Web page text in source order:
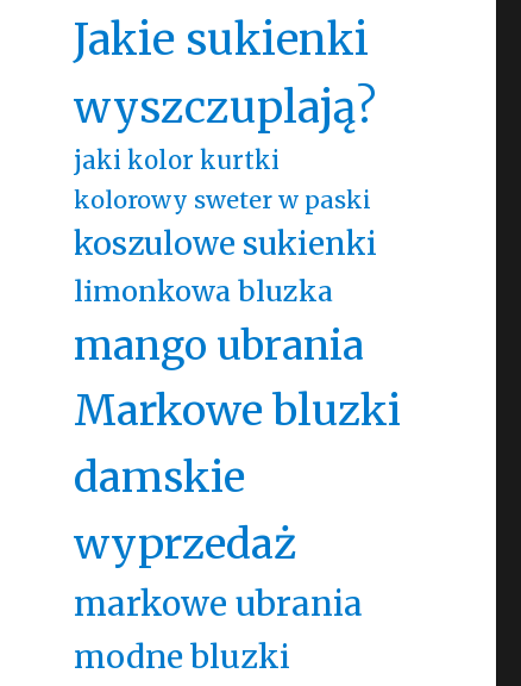
Jakie sukienki
wyszczuplają?
jaki kolor kurtki
kolorowy sweter w paski
koszulowe sukienki
limonkowa bluzka
mango ubrania
Markowe bluzki
damskie
wyprzedaż
markowe ubrania
modne bluzki